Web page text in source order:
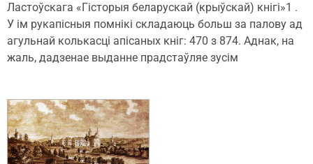
Ластоўскага «Гісторыя беларускай (крыўскай) кнігі»1 .
У ім рукапісныя помнікі складаюць больш за палову ад
агульнай колькасці апісаных кніг: 470 з 874. Аднак, на
жаль, дадзенае выданне прадстаўляе зусім